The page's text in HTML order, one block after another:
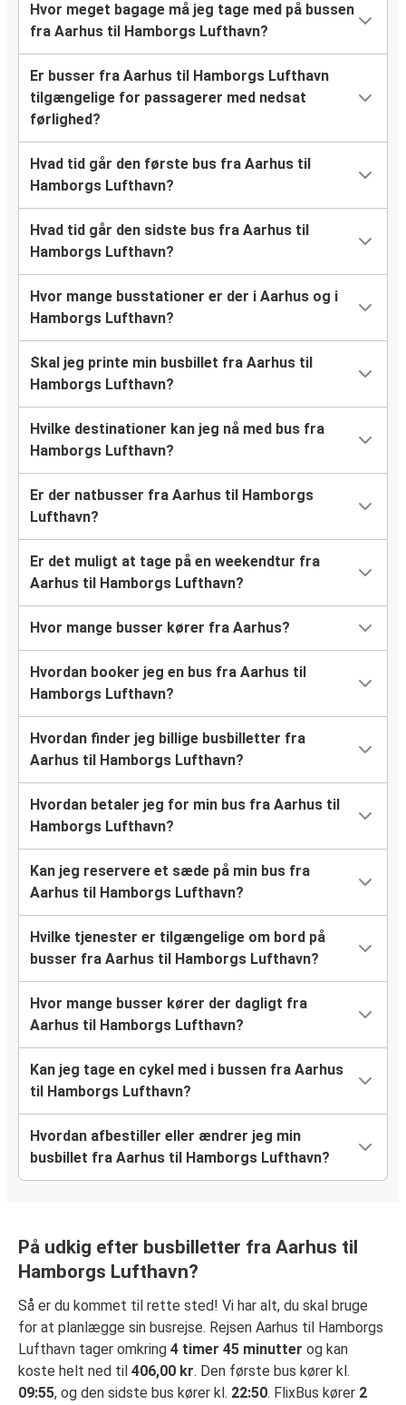
Hvor meget bagage må jeg tage med på bussen
fra Aarhus til Hamborgs Lufthavn?
Er busser fra Aarhus til Hamborgs Lufthavn
tilgængelige for passagerer med nedsat
førlighed?
Hvad tid går den første bus fra Aarhus til
Hamborgs Lufthavn?
Hvad tid går den sidste bus fra Aarhus til
Hamborgs Lufthavn?
Hvor mange busstationer er der i Aarhus og i
Hamborgs Lufthavn?
Skal jeg printe min busbillet fra Aarhus til
Hamborgs Lufthavn?
Hvilke destinationer kan jeg nå med bus fra
Hamborgs Lufthavn?
Er der natbusser fra Aarhus til Hamborgs
Lufthavn?
Er det muligt at tage på en weekendtur fra
Aarhus til Hamborgs Lufthavn?
Hvor mange busser kører fra Aarhus?
Hvordan booker jeg en bus fra Aarhus til
Hamborgs Lufthavn?
Hvordan finder jeg billige busbilletter fra
Aarhus til Hamborgs Lufthavn?
Hvordan betaler jeg for min bus fra Aarhus til
Hamborgs Lufthavn?
Kan jeg reservere et sæde på min bus fra
Aarhus til Hamborgs Lufthavn?
Hvilke tjenester er tilgængelige om bord på
busser fra Aarhus til Hamborgs Lufthavn?
Hvor mange busser kører der dagligt fra
Aarhus til Hamborgs Lufthavn?
Kan jeg tage en cykel med i bussen fra Aarhus
til Hamborgs Lufthavn?
Hvordan afbestiller eller ændrer jeg min
busbillet fra Aarhus til Hamborgs Lufthavn?
På udkig efter busbilletter fra Aarhus til
Hamborgs Lufthavn?
Så er du kommet til rette sted! Vi har alt, du skal bruge
for at planlægge sin busrejse. Rejsen Aarhus til Hamborgs
Lufthavn tager omkring 4 timer 45 minutter og kan
koste helt ned til 406,00 kr. Den første bus kører kl.
09:55, og den sidste bus kører kl. 22:50. FlixBus kører 2